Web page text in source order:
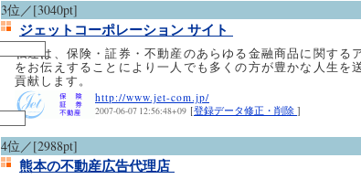
3位／[3040pt]
ジェットコーポレーション サイト
私達は、保険・証券・不動産のあらゆる金融商品に関する
をお伝えすることにより一人でも多くの方が豊かな人生を
貢献します。
http://www.jet-com.jp/
2007-06-07 12:56:48+09 [登録データ修正・削除 ]
4位／[2988pt]
熊本の不動産広告代理店